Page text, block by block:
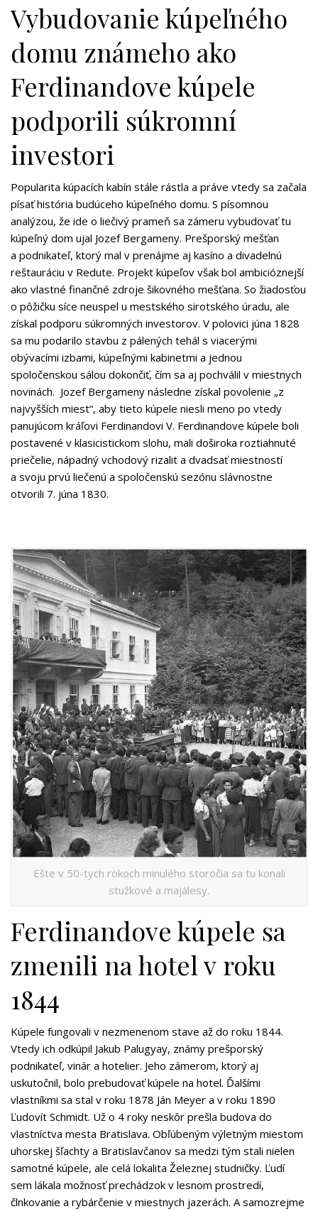
Vybudovanie kúpeľného
domu známeho ako
Ferdinandove kúpele
podporili súkromní
investori
Popularita kúpacích kabín stále rástla a práve vtedy sa začala
písať história budúceho kúpeľného domu. S písomnou
analýzou, že ide o liečivý prameň sa zámeru vybudovať tu
kúpeľný dom ujal Jozef Bergameny. Prešporský mešťan
a podnikateľ, ktorý mal v prenájme aj kasíno a divadelnú
reštauráciu v Redute. Projekt kúpeľov však bol ambicióznejší
ako vlastné finančné zdroje šikovného mešťana. So žiadosťou
o pôžičku síce neuspel u mestského sirotského úradu, ale
získal podporu súkromných investorov. V polovici júna 1828
sa mu podarilo stavbu z pálených tehál s viacerými
obývacími izbami, kúpeľnými kabinetmi a jednou
spoločenskou sálou dokončiť, čím sa aj pochválil v miestnych
novinách. Jozef Bergameny následne získal povolenie „z
najvyšších miest“, aby tieto kúpele niesli meno po vtedy
panujúcom kráľovi Ferdinandovi V. Ferdinandove kúpele boli
postavené v klasicistickom slohu, mali doširoka roztiahnuté
priečelie, nápadný vchodový rizalit a dvadsať miestností
a svoju prvú liečenú a spoločenskú sezónu slávnostne
otvorili 7. júna 1830.
Ešte v 50-tych rokoch minulého storočia sa tu konali
stužkové a majálesy.
Ferdinandove kúpele sa
zmenili na hotel v roku
1844
Kúpele fungovali v nezmenenom stave až do roku 1844.
Vtedy ich odkúpil Jakub Palugyay, známy prešporský
podnikateľ, vinár a hotelier. Jeho zámerom, ktorý aj
uskutočnil, bolo prebudovať kúpele na hotel. Ďalšími
vlastníkmi sa stal v roku 1878 Ján Meyer a v roku 1890
Ľudovít Schmidt. Už o 4 roky neskôr prešla budova do
vlastníctva mesta Bratislava. Obľúbeným výletným miestom
uhorskej šľachty a Bratislavčanov sa medzi tým stali nielen
samotné kúpele, ale celá lokalita Železnej studničky. Ľudí
sem lákala možnosť prechádzok v lesnom prostredí,
člnkovanie a rybárčenie v miestnych jazerách. A samozrejme